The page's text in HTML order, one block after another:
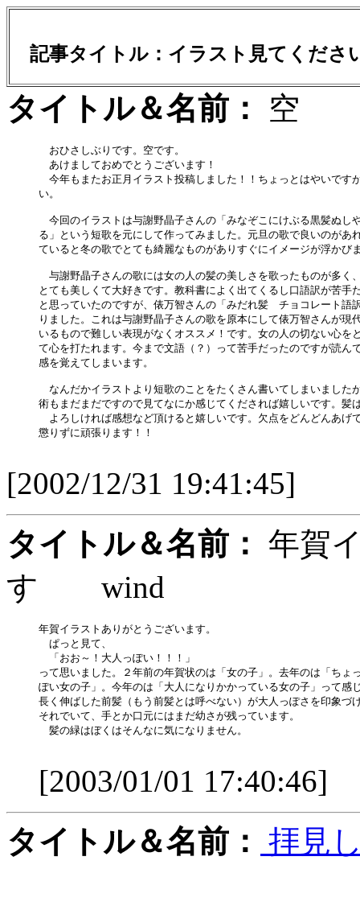
記事タイトル：イラスト見てく
タイトル＆名前：
おひさしぶりです。空です。
あけましておめでとうございます！
今年もまたお正月イラスト投稿しました！！ちょっとはやいです
い。
今回のイラストは与謝野晶子さんの「みなぞこにけぶる黒髪ぬし
る」という短歌を元にして作ってみました。元旦の歌で良いのがあ
ていると冬の歌でとても綺麗なものがありすぐにイメージが浮かび
与謝野晶子さんの歌には女の人の髪の美しさを歌ったものが多く
とても美しくて大好きです。教科書によく出てくるし口語訳が苦手
と思っていたのですが、俵万智さんの「みだれ髪　チョコレート語
りました。これは与謝野晶子さんの歌を原本にして俵万智さんが現
いるもので難しい表現がなくオススメ！です。女の人の切ない心を
て心を打たれます。今まで文語（？）って苦手だったのですが読ん
感を覚えてしまいます。
なんだかイラストより短歌のことをたくさん書いてしまいました
術もまだまだですので見てなにか感じてくだされば嬉しいです。髪
よろしければ感想など頂けると嬉しいです。欠点をどんどんあげ
懲りずに頑張ります！！
[2002/12/31 19:41:45]
タイトル＆名前： 年賀
す wind
年賀イラストありがとうございます。
ぱっと見て、
「おお～！大人っぽい！！！」
って思いました。２年前の年賀状のは「女の子」。去年のは「ちょ
ぽい女の子」。今年のは「大人になりかかっている女の子」って感
長く伸ばした前髪（もう前髪とは呼べない）が大人っぽさを印象づ
それでいて、手とか口元にはまだ幼さが残っています。
髪の緑はぼくはそんなに気になりません。
[2003/01/01 17:40:46]
タイトル＆名前： 拝見